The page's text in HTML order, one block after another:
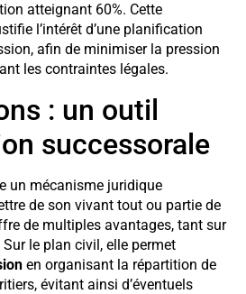
atteignant 60%. Cette
l’intérêt d’une planification
afin de minimiser la pression
les contraintes légales.
: un outil
successorale
un mécanisme juridique
de son vivant tout ou partie de
de multiples avantages, tant sur
le plan civil, elle permet
en organisant la répartition de
évitant ainsi d’éventuels